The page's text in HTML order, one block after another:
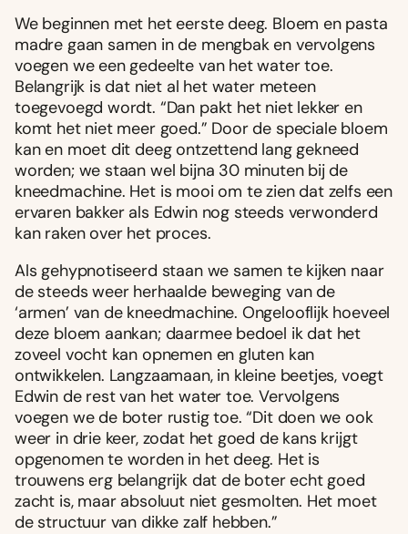
We beginnen met het eerste deeg. Bloem en pasta
madre gaan samen in de mengbak en vervolgens
voegen we een gedeelte van het water toe.
Belangrijk is dat niet al het water meteen
toegevoegd wordt. “Dan pakt het niet lekker en
komt het niet meer goed.” Door de speciale bloem
kan en moet dit deeg ontzettend lang gekneed
worden; we staan wel bijna 30 minuten bij de
kneedmachine. Het is mooi om te zien dat zelfs een
ervaren bakker als Edwin nog steeds verwonderd
kan raken over het proces.
Als gehypnotiseerd staan we samen te kijken naar
de steeds weer herhaalde beweging van de
‘armen’ van de kneedmachine. Ongelooflijk hoeveel
deze bloem aankan; daarmee bedoel ik dat het
zoveel vocht kan opnemen en gluten kan
ontwikkelen. Langzaamaan, in kleine beetjes, voegt
Edwin de rest van het water toe. Vervolgens
voegen we de boter rustig toe. “Dit doen we ook
weer in drie keer, zodat het goed de kans krijgt
opgenomen te worden in het deeg. Het is
trouwens erg belangrijk dat de boter echt goed
zacht is, maar absoluut niet gesmolten. Het moet
de structuur van dikke zalf hebben.”